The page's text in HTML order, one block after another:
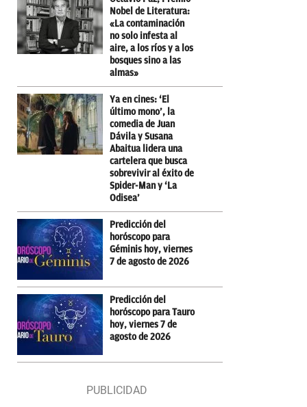
Nobel de Literatura:
«La contaminación
no solo infesta al
aire, a los ríos y a los
bosques sino a las
almas»
Ya en cines: ‘El
último mono’, la
comedia de Juan
Dávila y Susana
Abaitua lidera una
cartelera que busca
sobrevivir al éxito de
Spider-Man y ‘La
Odisea’
Predicción del
horóscopo para
Géminis hoy, viernes
7 de agosto de 2026
Predicción del
horóscopo para Tauro
hoy, viernes 7 de
agosto de 2026